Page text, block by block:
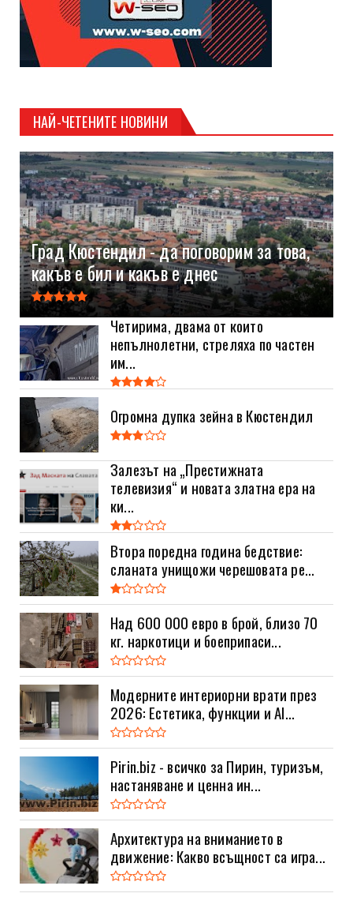
НАЙ-ЧЕТЕНИТЕ НОВИНИ
Град Кюстендил - да поговорим за това,
какъв е бил и какъв е днес
Четирима, двама от които
непълнолетни, стреляха по частен
им...
Огромна дупка зейна в Кюстендил
Залезът на „Престижната
телевизия“ и новата златна ера на
ки...
Втора поредна година бедствие:
сланата унищожи черешовата ре...
Над 600 000 евро в брой, близо 70
кг. наркотици и боеприпаси...
Модерните интериорни врати през
2026: Естетика, функции и AI...
Pirin.biz - всичко за Пирин, туризъм,
настаняване и ценна ин...
Архитектура на вниманието в
движение: Какво всъщност са игра...